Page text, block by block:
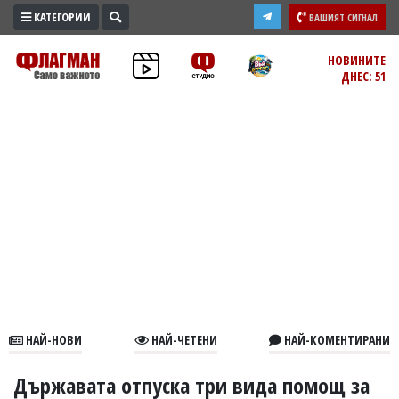
ПРОМО
ЗОНА
КАТЕГОРИИ ВАШИЯТ СИГНАЛ
НОВИНИТЕ
ДНЕС: 51
НАЙ-НОВИ НАЙ-ЧЕТЕНИ НАЙ-КОМЕНТИРАНИ
Държавата отпуска три вида помощ за